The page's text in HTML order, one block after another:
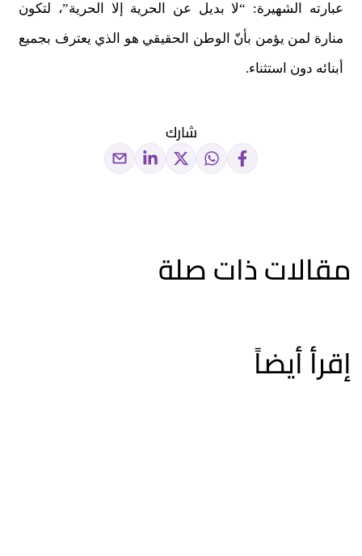
عبارته الشهيرة: “لا بديل عن الحرية إلا الحرية”، لتكون
منارة لمن يؤمن بأنّ الوطن الحقيقي هو الذي يعترف بجميع
أبنائه دون استثناء.
شارك
مقالات ذات صلة
إقرأ أيضاً